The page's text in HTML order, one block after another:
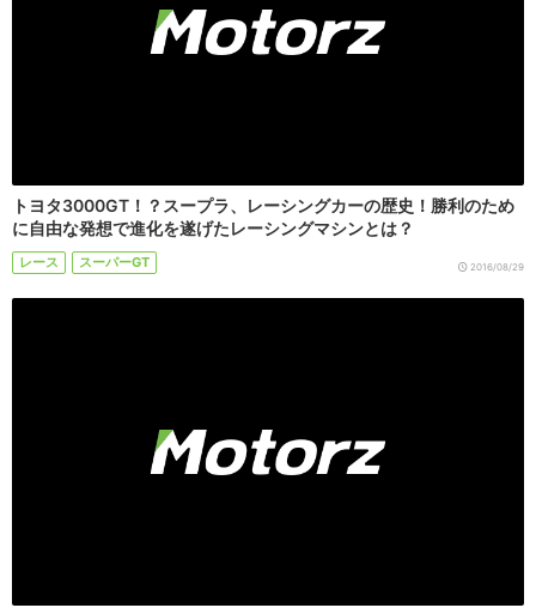
トヨタ3000GT！？スープラ、レーシングカーの歴史！勝利のため
に自由な発想で進化を遂げたレーシングマシンとは？
レース スーパーGT 2016/08/29